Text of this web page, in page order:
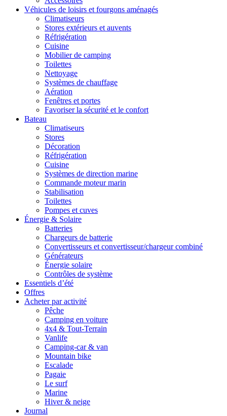
Véhicules de loisirs et fourgons aménagés
Climatiseurs
Stores extérieurs et auvents
Réfrigération
Cuisine
Mobilier de camping
Toilettes
Nettoyage
Systèmes de chauffage
Aération
Fenêtres et portes
Favoriser la sécurité et le confort
Bateau
Climatiseurs
Stores
Décoration
Réfrigération
Cuisine
Systèmes de direction marine
Commande moteur marin
Stabilisation
Toilettes
Pompes et cuves
Énergie & Solaire
Batteries
Chargeurs de batterie
Convertisseurs et convertisseur/chargeur combiné
Générateurs
Énergie solaire
Contrôles de système
Essentiels d’été
Offres
Acheter par activité
Pêche
Camping en voiture
4x4 & Tout-Terrain
Vanlife
Camping-car & van
Mountain bike
Escalade
Pagaie
Le surf
Marine
Hiver & neige
Journal